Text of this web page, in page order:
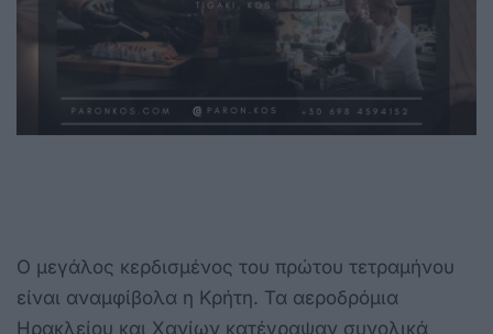
Ο μεγάλος κερδισμένος του πρώτου τετραμήνου
είναι αναμφίβολα η Κρήτη. Τα αεροδρόμια
Ηρακλείου και Χανίων κατέγραψαν συνολικά